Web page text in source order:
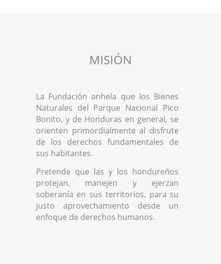
MISIÓN
La Fundación anhela que los Bienes
Naturales del Parque Nacional Pico
Bonito, y de Honduras en general, se
orienten primordialmente al disfrute
de los derechos fundamentales de
sus habitantes.
Pretende que las y los hondureños
protejan, manejen y ejerzan
soberanía en sus territorios, para su
justo aprovechamiento desde un
enfoque de derechos humanos.